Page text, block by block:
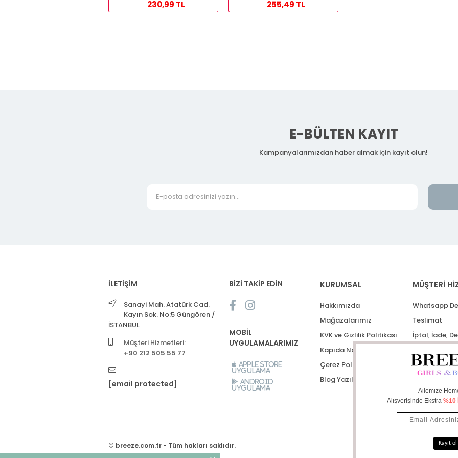
230,99 TL 255,49 TL
E-BÜLTEN KAYIT
Kampanyalarımızdan haber almak için kayıt olun!
İLETİŞİM
Sanayi Mah. Atatürk Cad.
Kayın Sok. No:5 Güngören /
İSTANBUL
Müşteri Hizmetleri:
+90 212 505 55 77
[email protected]
BİZİ TAKİP EDİN
MOBİL
UYGULAMALARIMIZ
Apple Store
Uygulama
Android
Uygulama
KURUMSAL
Hakkımızda
Mağazalarımız
KVK ve Gizlilik Politikası
Kapıda Nakit Ödeme
Çerez Politikası
Blog Yazıları
MÜŞTERİ
Whatsapp
Teslimat
İptal, İade,
© breeze.com.tr - Tüm hakları saklıdır.